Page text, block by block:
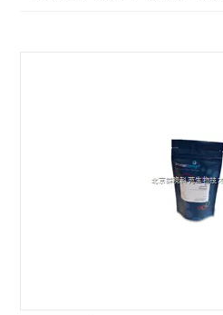
primerdesign羊病原体检测试剂盒
primerdesign牛病原体检测试剂盒